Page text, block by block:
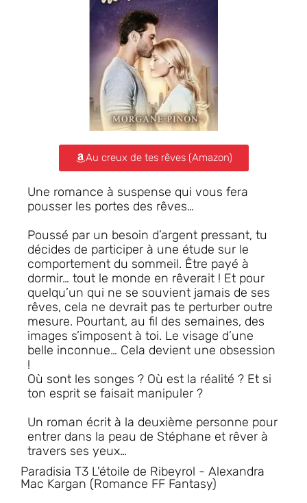
Au creux de tes rêves (Amazon)
Une romance à suspense qui vous fera
pousser les portes des rêves…
Poussé par un besoin d’argent pressant, tu
décides de participer à une étude sur le
comportement du sommeil. Être payé à
dormir… tout le monde en rêverait ! Et pour
quelqu’un qui ne se souvient jamais de ses
rêves, cela ne devrait pas te perturber outre
mesure. Pourtant, au fil des semaines, des
images s’imposent à toi. Le visage d’une
belle inconnue… Cela devient une obsession
!
Où sont les songes ? Où est la réalité ? Et si
ton esprit se faisait manipuler ?
Un roman écrit à la deuxième personne pour
entrer dans la peau de Stéphane et rêver à
travers ses yeux…
Paradisia T3 L'étoile de Ribeyrol - Alexandra
Mac Kargan (Romance FF Fantasy)